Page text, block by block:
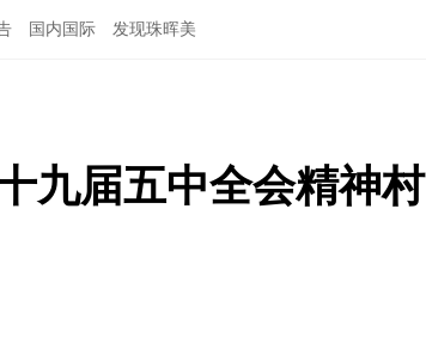
国内国际 发现珠晖美
九届五中全会精神村